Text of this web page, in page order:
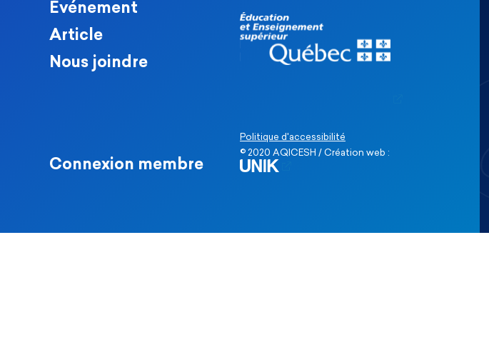
Événement
Article
Nous joindre
Connexion membre
Politique d'accessibilité
© 2020 AQICESH / Création web :